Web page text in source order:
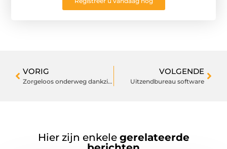
VORIG
Zorgeloos onderweg dankzij een spuiterij in Zoetermeer
VOLGENDE
Uitzendbureau software
Hier zijn enkele gerelateerde